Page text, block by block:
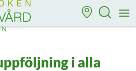
i barnhälsovård
i alla